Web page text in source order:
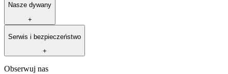
Nasze dywany
+
Serwis i bezpieczeństwo
+
Obserwuj nas